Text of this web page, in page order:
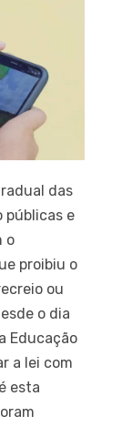
das
públicas e
o
proibiu o
ou
o dia
Educação
a lei com
esta